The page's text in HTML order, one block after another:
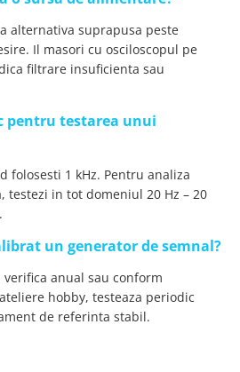
alternativa suprapusa peste
Il masori cu osciloscopul pe
filtrare insuficienta sau
pentru testarea unui
folosesti 1 kHz. Pentru analiza
testezi in tot domeniul 20 Hz – 20
un generator de semnal?
anual sau conform
hobby, testeaza periodic
de referinta stabil.